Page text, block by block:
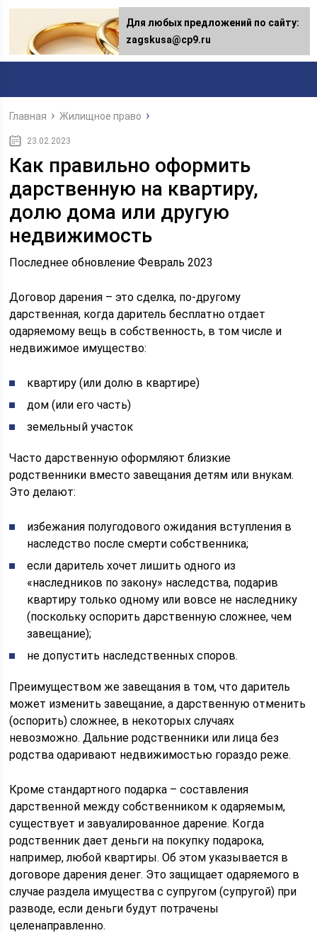
Главная Жилищное право
23.02.2023
Как правильно оформить
дарственную на квартиру,
долю дома или другую
недвижимость
Последнее обновление Февраль 2023
Договор дарения – это сделка, по-другому
дарственная, когда даритель бесплатно отдает
одаряемому вещь в собственность, в том числе и
недвижимое имущество:
квартиру (или долю в квартире)
дом (или его часть)
земельный участок
Часто дарственную оформляют близкие
родственники вместо завещания детям или внукам.
Это делают:
избежания полугодового ожидания вступления в
наследство после смерти собственника;
если даритель хочет лишить одного из
«наследников по закону» наследства, подарив
квартиру только одному или вовсе не наследнику
(поскольку оспорить дарственную сложнее, чем
завещание);
не допустить наследственных споров.
Преимуществом же завещания в том, что даритель
может изменить завещание, а дарственную отменить
(оспорить) сложнее, в некоторых случаях
невозможно. Дальние родственники или лица без
родства одаривают недвижимостью гораздо реже.
Кроме стандартного подарка – составления
дарственной между собственником к одаряемым,
существует и завуалированное дарение. Когда
родственник дает деньги на покупку подарока,
например, любой квартиры. Об этом указывается в
договоре дарения денег. Это защищает одаряемого в
случае раздела имущества с супругом (супругой) при
разводе, если деньги будут потрачены
целенаправленно.
Для любых предложений по сайту:
[email protected]
Для любых предложений по сайту:
zagskusa@cp9.ru